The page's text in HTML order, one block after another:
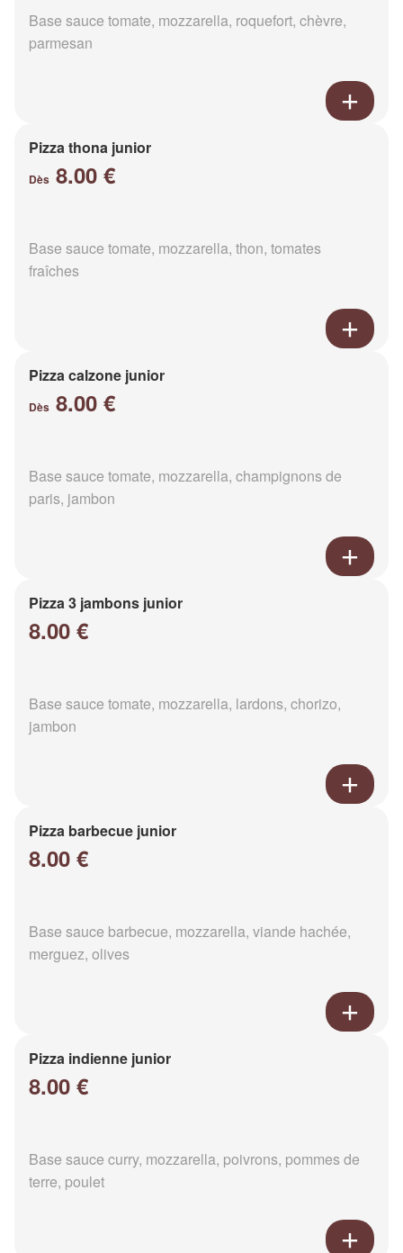
Base sauce tomate, mozzarella, roquefort, chèvre,
parmesan
Pizza thona junior
Dès 8.00 €
Base sauce tomate, mozzarella, thon, tomates
fraîches
Pizza calzone junior
Dès 8.00 €
Base sauce tomate, mozzarella, champignons de
paris, jambon
Pizza 3 jambons junior
8.00 €
Base sauce tomate, mozzarella, lardons, chorizo,
jambon
Pizza barbecue junior
8.00 €
Base sauce barbecue, mozzarella, viande hachée,
merguez, olives
Pizza indienne junior
8.00 €
Base sauce curry, mozzarella, poivrons, pommes de
terre, poulet